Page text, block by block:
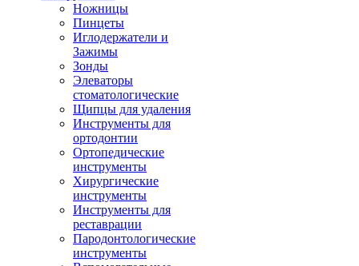
Ножницы
Пинцеты
Иглодержатели и
Зажимы
Зонды
Элеваторы
стоматологические
Щипцы для удаления
Инструменты для
ортодонтии
Ортопедические
инструменты
Хирургические
инструменты
Инструменты для
реставрации
Пародонтологические
инструменты